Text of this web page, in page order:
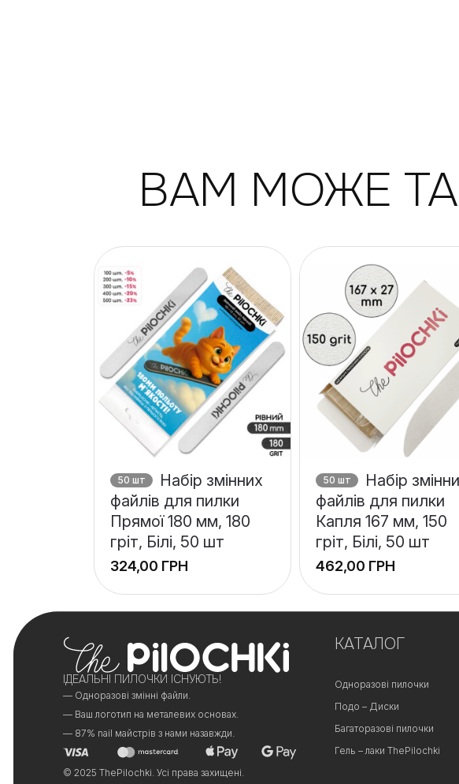
ВАМ МОЖЕ
50 шт
Набір змінних
файлів для пилки
Прямої 180 мм, 180
гріт, Білі, 50 шт
ГРН
50 шт
Набір
файлів для пилки
Капля 167 мм, 150
гріт, Білі, 50 шт
ГРН
−
КАТАЛОГ
ІДЕАЛЬНІ ПИЛОЧКИ ІСНУЮТЬ!
— Одноразові змінні файли.
— Ваш логотип на металевих основах.
— 87% nail майстрів з нами назавжди.
Одноразові пилочки
Подо – Диски
Багаторазові пилочки
Гель – лаки ThePilochki
© 2025 ThePilochki. Усі права захищені.